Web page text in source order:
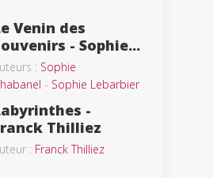
Venin des
- Sophie...
: Sophie
- Sophie Lebarbier
-
Thilliez
: Franck Thilliez